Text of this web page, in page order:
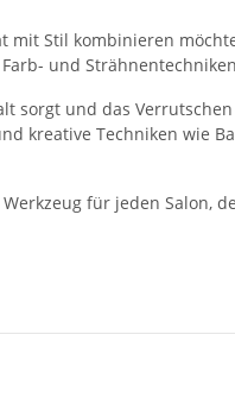
Stil kombinieren
und
sorgt und das
kreative Techniken wie
für jeden Salon,